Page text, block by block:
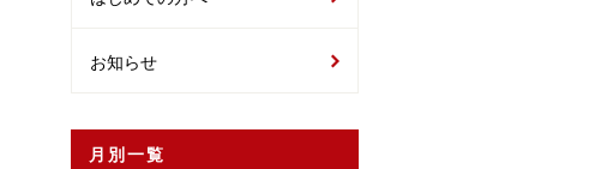
お知らせ
月別一覧